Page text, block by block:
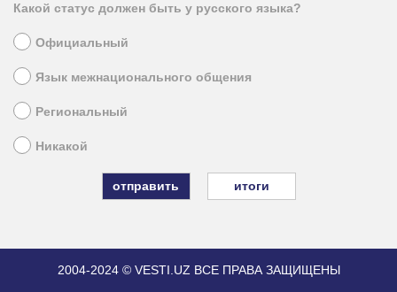
Какой статус должен быть у русского языка?
Официальный
Язык межнационального общения
Региональный
Никакой
итоги
2004-2024 © VESTI.UZ ВСЕ ПРАВА ЗАЩИЩЕНЫ